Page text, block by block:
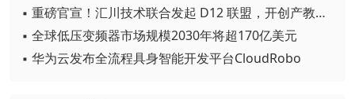
▪ 重磅官宣！汇川技术联合发起 D12 联盟，开创产教融合新范式
▪ 全球低压变频器市场规模2030年将超170亿美元
▪ 华为云发布全流程具身智能开发平台CloudRobo